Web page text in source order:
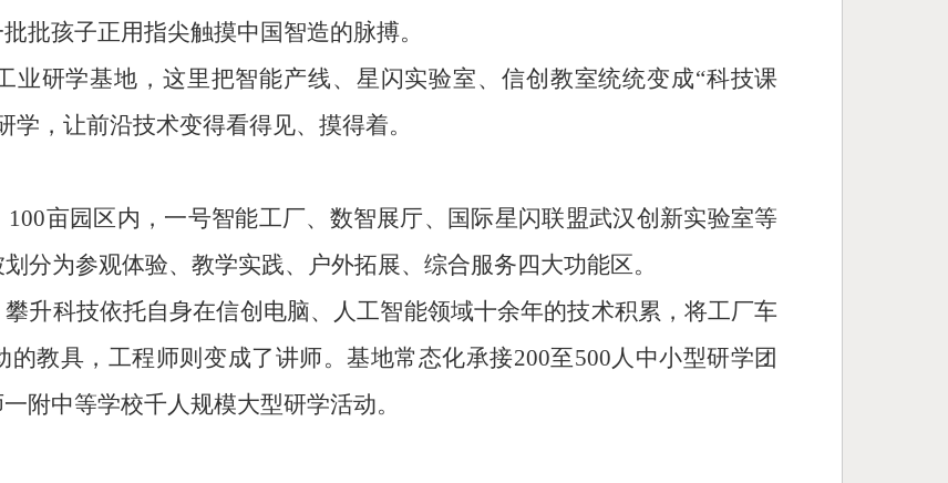
批孩子正用指尖触摸中国智造的脉搏。
业研学基地，这里把智能产线、星闪实验室、信创教室统统变成“科技课
，让前沿技术变得看得见、摸得着。
亩园区内，一号智能工厂、数智展厅、国际星闪联盟武汉创新实验室等
分为参观体验、教学实践、户外拓展、综合服务四大功能区。
升科技依托自身在信创电脑、人工智能领域十余年的技术积累，将工厂车
教具，工程师则变成了讲师。基地常态化承接200至500人中小型研学团
附中等学校千人规模大型研学活动。